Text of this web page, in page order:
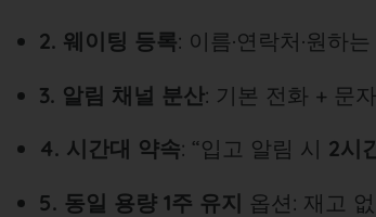
2. 웨이팅 등록: 이름·연락처·원하는
3. 알림 채널 분산: 기본 전화 + 문
4. 시간대 약속: “입고 알림 시 2시
5. 동일 용량 1주 유지 옵션: 재고